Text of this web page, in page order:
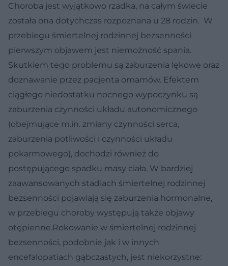
Choroba jest wyjątkowo rzadka, na całym świecie
została ona dotychczas rozpoznana u 28 rodzin. W
przebiegu śmiertelnej rodzinnej bezsenności
pierwszym objawem jest niemożność spania.
Skutkiem tego problemu są zaburzenia lękowe oraz
doznawanie przez pacjenta omamów. Efektem
ciągłego niedostatku nocnego wypoczynku są
zaburzenia czynności układu autonomicznego
(obejmujące m.in. zmiany czynności serca,
zaburzenia potliwości i czynności układu
pokarmowego), dochodzi również do
postępującego spadku masy ciała. W bardziej
zaawansowanych stadiach śmiertelnej rodzinnej
bezsenności pojawiają się zaburzenia hormonalne,
w przebiegu choroby występują także objawy
otępienne.Rokowanie w śmiertelnej rodzinnej
bezsenności, podobnie jak i w innych
encefalopatiach gąbczastych, jest niekorzystne: